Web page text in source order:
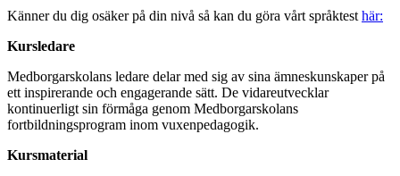
Känner du dig osäker på din nivå så kan du göra vårt språktest här:
Kursledare
Medborgarskolans ledare delar med sig av sina ämneskunskaper på
ett inspirerande och engagerande sätt. De vidareutvecklar
kontinuerligt sin förmåga genom Medborgarskolans
fortbildningsprogram inom vuxenpedagogik.
Kursmaterial